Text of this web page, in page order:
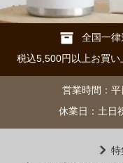
全国一律
税込5,500円以上お買い
営業時間：
休業日：土日
特